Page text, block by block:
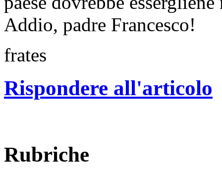
Addio, padre Francesco!
frates
Rispondere all'articolo
Rubriche